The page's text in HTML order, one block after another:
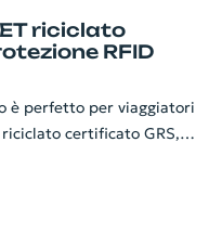
riciclato
RFID
è perfetto per viaggiatori
certificato GRS,
è facilitata grazie alle